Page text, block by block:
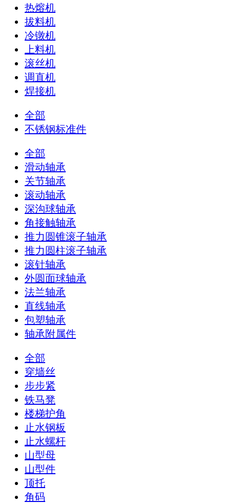
热熔机
拔料机
冷镦机
上料机
滚丝机
调直机
焊接机
全部
不锈钢标准件
全部
滑动轴承
关节轴承
滚动轴承
深沟球轴承
角接触轴承
推力圆锥滚子轴承
推力圆柱滚子轴承
滚针轴承
外圆面球轴承
法兰轴承
直线轴承
包塑轴承
轴承附属件
全部
穿墙丝
步步紧
铁马凳
楼梯护角
止水钢板
止水螺杆
山型母
山型件
顶托
角码